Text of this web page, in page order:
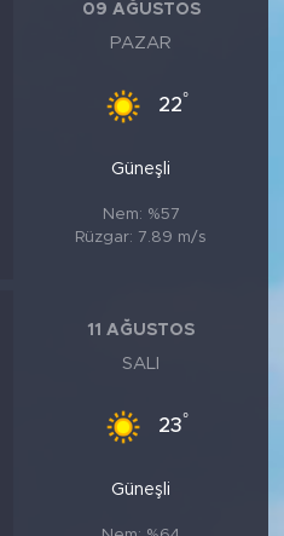
09 AĞUSTOS
PAZAR
22°
Güneşli
Nem: %57
Rüzgar: 7.89 m/s
11 AĞUSTOS
SALI
23°
Güneşli